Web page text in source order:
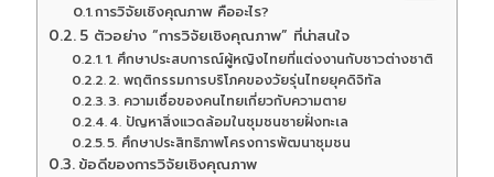
การวิจัยเชิงคุณภาพ คืออะไร?
5 ตัวอย่าง “การวิจัยเชิงคุณภาพ” ที่น่าสนใจ
1. ศึกษาประสบการณ์ผู้หญิงไทยที่แต่งงานกับชาวต่างชาติ
2. พฤติกรรมการบริโภคของวัยรุ่นไทยยุคดิจิทัล
3. ความเชื่อของคนไทยเกี่ยวกับความตาย
4. ปัญหาสิ่งแวดล้อมในชุมชนชายฝั่งทะเล
5. ศึกษาประสิทธิภาพโครงการพัฒนาชุมชน
ข้อดีของการวิจัยเชิงคุณภาพ